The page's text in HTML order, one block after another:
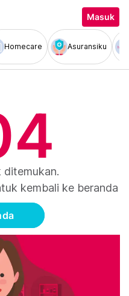
Masuk
Homecare Asuransiku
ditemukan.
kembali ke beranda